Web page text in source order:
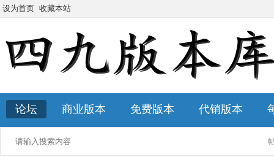
设为首页 收藏本站
论坛 商业版本 免费版本 代销版本